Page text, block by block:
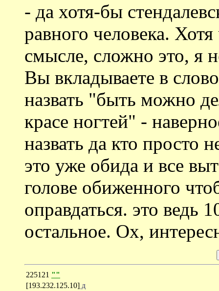
- да хотя-бы
равного человека.
смысле, сложно это, я
Вы вкладываете в
назвать "быть можно
красе ногтей" -
назвать да кто просто
это уже обида и все
голове обиженного
оправдаться. это ведь
остальное. Ох,
225121 ""
[193.232.125.10] д